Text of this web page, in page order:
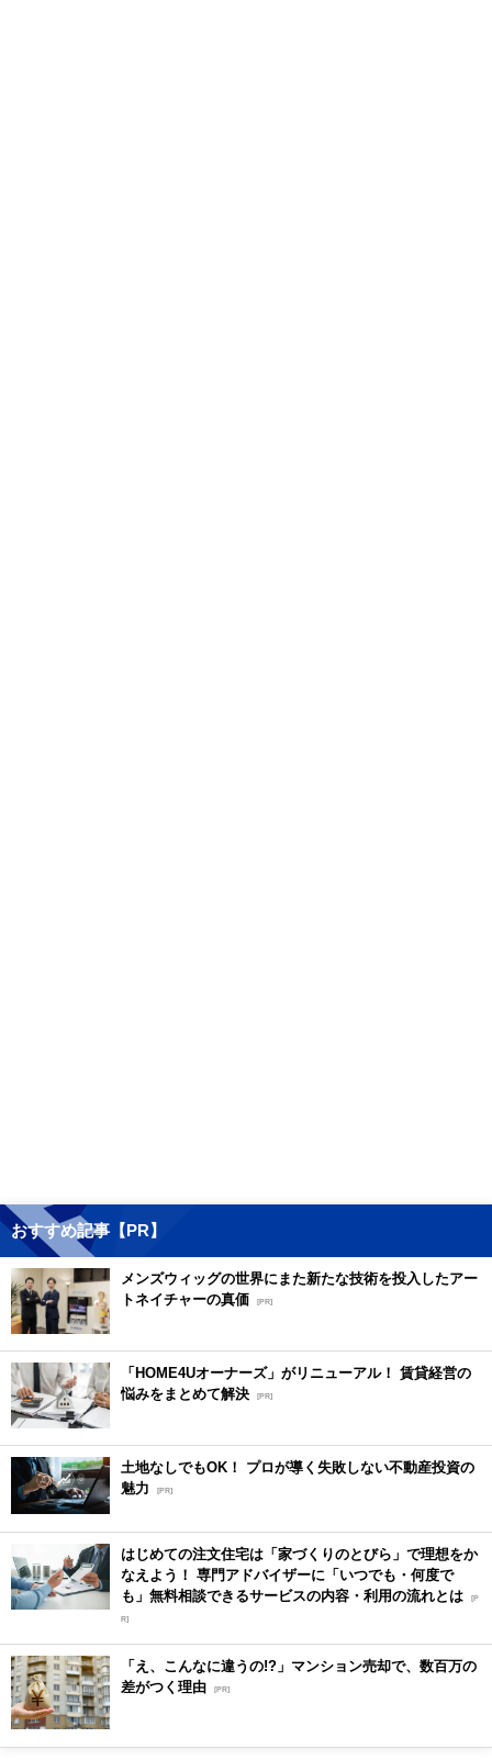
おすすめ記事【PR】
メンズウィッグの世界にまた新たな技術を投入したアー
トネイチャーの真価 [PR]
「HOME4Uオーナーズ」がリニューアル！ 賃貸経営の
悩みをまとめて解決 [PR]
土地なしでもOK！ プロが導く失敗しない不動産投資の
魅力
[PR]
はじめての注文住宅は「家づくりのとびら」で理想をか
なえよう！ 専門アドバイザーに「いつでも・何度で
も」無料相談できるサービスの内容・利用の流れとは [P
R]
「え、こんなに違うの!?」マンション売却で、数百万の
差がつく理由 [PR]